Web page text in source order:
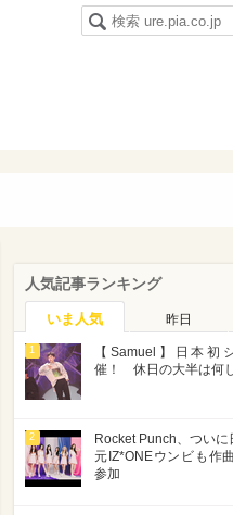
人気記事ランキング
いま人気 昨日
1
【Samuel】日本初
催！ 休日の大半は何
2
Rocket Punch、つい
元IZ*ONEウンビも作
参加